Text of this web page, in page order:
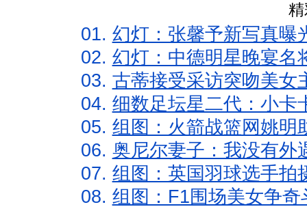
01. 幻灯：张馨予新写真曝
02. 幻灯：中德明星晚宴名
03. 古蒂接受采访突吻美女
04. 细数足坛星二代：小卡
05. 组图：火箭战篮网姚明
06. 奥尼尔妻子：我没有外
07. 组图：英国羽球选手拍
08. 组图：F1围场美女争